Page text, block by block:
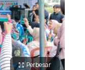
Perbesar